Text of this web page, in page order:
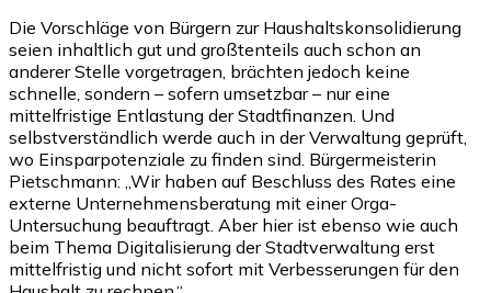
Die Vorschläge von Bürgern zur Haushaltskonsolidierung
seien inhaltlich gut und großtenteils auch schon an
anderer Stelle vorgetragen, brächten jedoch keine
schnelle, sondern – sofern umsetzbar – nur eine
mittelfristige Entlastung der Stadtfinanzen. Und
selbstverständlich werde auch in der Verwaltung geprüft,
wo Einsparpotenziale zu finden sind. Bürgermeisterin
Pietschmann: „Wir haben auf Beschluss des Rates eine
externe Unternehmensberatung mit einer Orga-
Untersuchung beauftragt. Aber hier ist ebenso wie auch
beim Thema Digitalisierung der Stadtverwaltung erst
mittelfristig und nicht sofort mit Verbesserungen für den